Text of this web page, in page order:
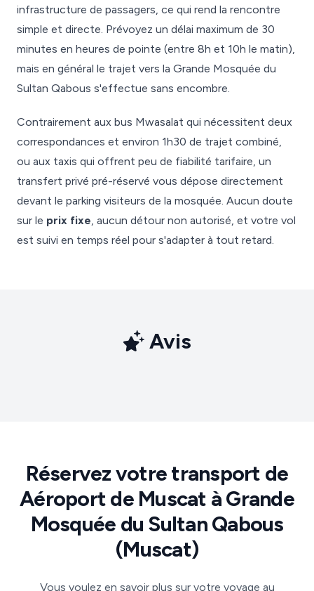
infrastructure de passagers, ce qui rend la rencontre
simple et directe. Prévoyez un délai maximum de 30
minutes en heures de pointe (entre 8h et 10h le matin),
mais en général le trajet vers la Grande Mosquée du
Sultan Qabous s'effectue sans encombre.
Contrairement aux bus Mwasalat qui nécessitent deux
correspondances et environ 1h30 de trajet combiné,
ou aux taxis qui offrent peu de fiabilité tarifaire, un
transfert privé pré-réservé vous dépose directement
devant le parking visiteurs de la mosquée. Aucun doute
sur le prix fixe, aucun détour non autorisé, et votre vol
est suivi en temps réel pour s'adapter à tout retard.
Avis
Réservez votre transport de
Aéroport de Muscat à Grande
Mosquée du Sultan Qabous
(Muscat)
Vous voulez en savoir plus sur votre voyage au